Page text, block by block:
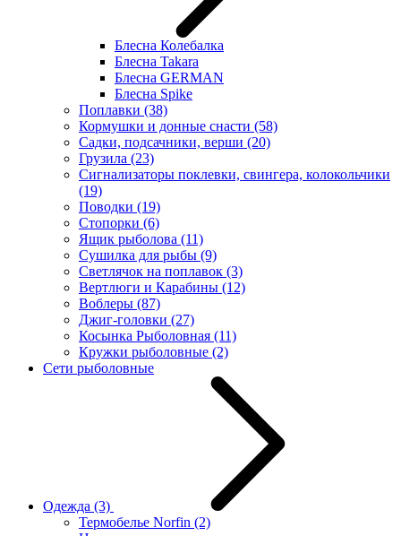
Блесна Колебалка
Блесна Takara
Блесна GERMAN
Блесна Spike
Поплавки (38)
Кормушки и донные снасти (58)
Садки, подсачники, верши (20)
Грузила (23)
Сигнализаторы поклевки, свингера, колокольчики
(19)
Поводки (19)
Стопорки (6)
Ящик рыболова (11)
Сушилка для рыбы (9)
Светлячок на поплавок (3)
Вертлюги и Карабины (12)
Воблеры (87)
Джиг-головки (27)
Косынка Рыболовная (11)
Кружки рыболовные (2)
Сети рыболовные
Одежда (3)
Термобелье Norfin (2)